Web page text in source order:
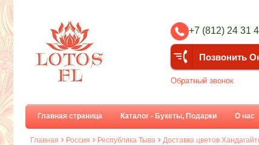
+7 (812) 24 31
Позвонить
Обратный звонок
Главная страница Каталог - Букеты, Подарки О нас
Главная Россия Республика Тыва Доставка цветов